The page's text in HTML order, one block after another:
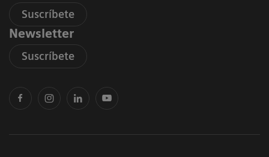
Suscríbete
Newsletter
Suscríbete